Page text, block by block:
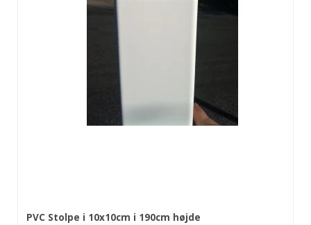
PVC Stolpe i 10x10cm i 190cm højde